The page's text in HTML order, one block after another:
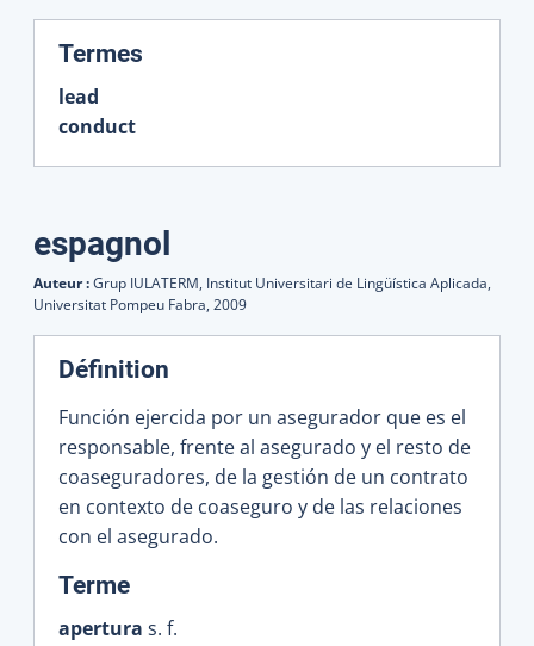
Termes
lead
conduct
espagnol
Auteur :Grup IULATERM, Institut Universitari de Lingüística Aplicada,
Universitat Pompeu Fabra, 2009
Définition
Función ejercida por un asegurador que es el
responsable, frente al asegurado y el resto de
coaseguradores, de la gestión de un contrato
en contexto de coaseguro y de las relaciones
con el asegurado.
Terme:
apertura s. f.